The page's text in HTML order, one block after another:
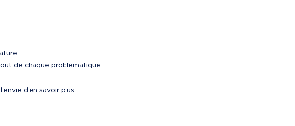
de chaque problématique
d’en savoir plus